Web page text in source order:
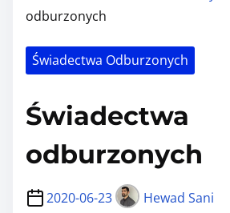
odburzonych
Świadectwa Odburzonych
Świadectwa
odburzonych
2020-06-23 Hewad Sani